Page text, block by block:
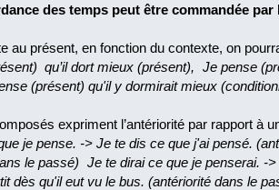
des temps peut être commandée par
au présent, en fonction du contexte, on
qu’il dort mieux (présent), Je pense
(présent) qu'il y dormirait mieux
expriment l’antériorité par rapport à
je pense. -> Je te dis ce que j'ai pensé.
le passé) Je te dirai ce que je penserai. -
dès qu'il eut vu le bus. (antériorité dans le